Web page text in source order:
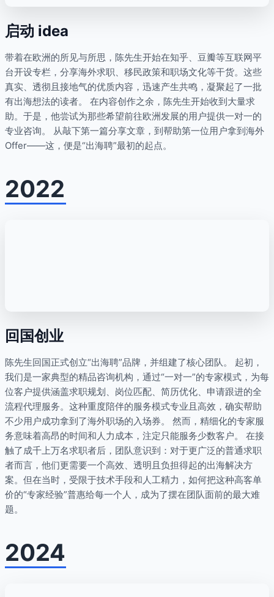
启动 idea
带着在欧洲的所见与所思，陈先生开始在知乎、豆瓣等互联网平
台开设专栏，分享海外求职、移民政策和职场文化等干货。这些
真实、透彻且接地气的优质内容，迅速产生共鸣，凝聚起了一批
有出海想法的读者。 在内容创作之余，陈先生开始收到大量求
助。于是，他尝试为那些希望前往欧洲发展的用户提供一对一的
专业咨询。 从敲下第一篇分享文章，到帮助第一位用户拿到海外
Offer——这，便是“出海聘”最初的起点。
2022
回国创业
陈先生回国正式创立“出海聘”品牌，并组建了核心团队。 起初，
我们是一家典型的精品咨询机构，通过“一对一”的专家模式，为每
位客户提供涵盖求职规划、岗位匹配、简历优化、申请跟进的全
流程代理服务。这种重度陪伴的服务模式专业且高效，确实帮助
不少用户成功拿到了海外职场的入场券。 然而，精细化的专家服
务意味着高昂的时间和人力成本，注定只能服务少数客户。 在接
触了成千上万名求职者后，团队意识到：对于更广泛的普通求职
者而言，他们更需要一个高效、透明且负担得起的出海解决方
案。但在当时，受限于技术手段和人工精力，如何把这种高客单
价的“专家经验”普惠给每一个人，成为了摆在团队面前的最大难
题。
2024